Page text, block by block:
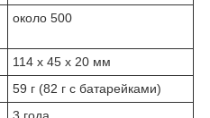
около 500
114 х 45 х 20 мм
59 г (82 г с батарейками)